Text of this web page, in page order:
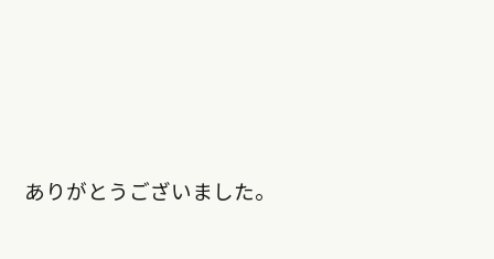
ありがとうございました。